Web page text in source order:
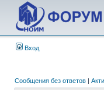
Вход
Сообщения без ответов |